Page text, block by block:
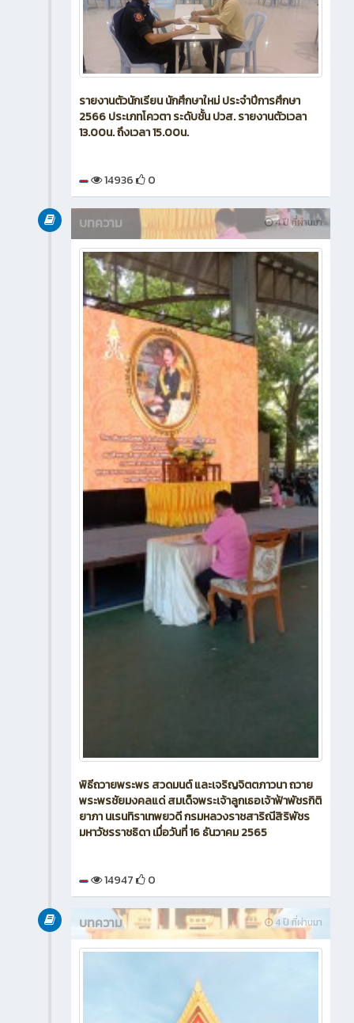
รายงานตัวนักเรียน นักศึกษาใหม่ ประจำปีการศึกษา
2566 ประเภทโควตา ระดับชั้น ปวส. รายงานตัวเวลา
13.00น. ถึงเวลา 15.00น.
14936 0
4 ปี ที่ผ่านมา
บทความ
พิธีถวายพระพร สวดมนต์ และเจริญจิตตภาวนา ถวาย
พระพรชัยมงคลแด่ สมเด็จพระเจ้าลูกเธอเจ้าฟ้าพัชรกิติ
ยาภา นเรนทิราเทพยวดี กรมหลวงราชสาริณีสิริพัชร
มหาวัชรราชธิดา เมื่อวันที่ 16 ธันวาคม 2565
14947 0
4 ปี ที่ผ่านมา
บทความ